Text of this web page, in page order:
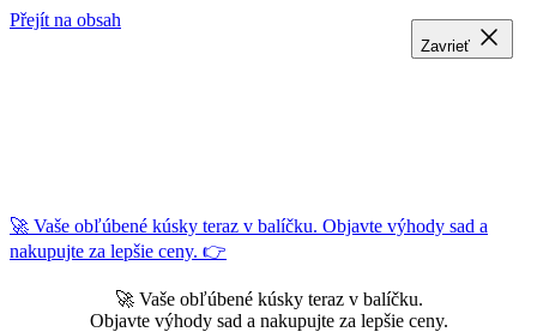
Přejít na obsah
🚀 Vaše obľúbené kúsky teraz v balíčku. Objavte výhody sad a
nakupujte za lepšie ceny. 👉
🚀 Vaše obľúbené kúsky teraz v balíčku.
Objavte výhody sad a nakupujte za lepšie ceny.
Zavrieť
Zavrieť
Zavrieť